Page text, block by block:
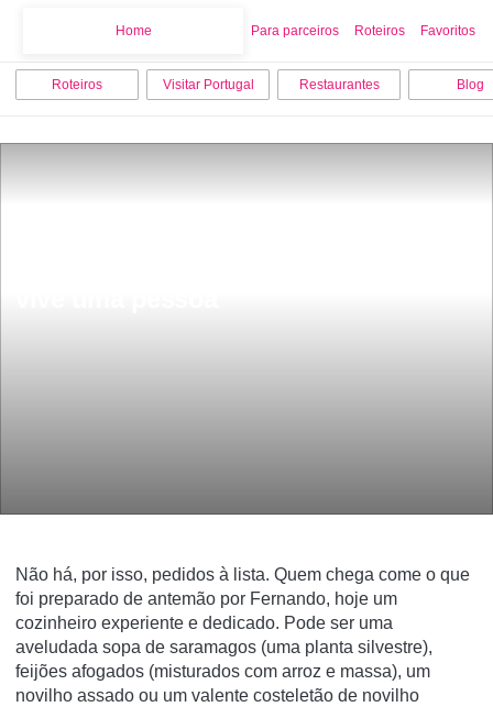
Home Para parceiros Roteiros Favoritos
Roteiros Visitar Portugal Restaurantes Blog
Não há, por isso, pedidos à lista. Quem chega come o que
foi preparado de antemão por Fernando, hoje um
cozinheiro experiente e dedicado. Pode ser uma
aveludada sopa de saramagos (uma planta silvestre),
feijões afogados (misturados com arroz e massa), um
novilho assado ou um valente costeletão de novilho